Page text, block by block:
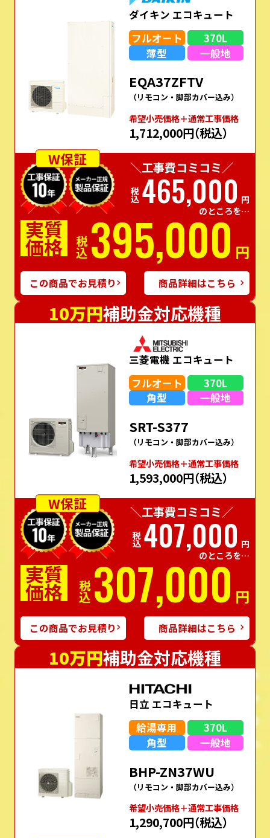
ダイキン エコキュート
フルオート
370L
薄型
一般地
EQA37ZFTV
（リモコン・脚部カバー込み）
希望⼩売価格＋通常⼯事価格
1,712,000円（税込）
W保証
＼工事費コミコミ／
税込465,000 円
のところを…
実質
価格 税込395,000 円
この商品でお見積り 商品詳細はこちら
10万円補助金対応機種
三菱電機 エコキュート
フルオート
370L
角型
一般地
SRT-S377
（リモコン・脚部カバー込み）
希望⼩売価格＋通常⼯事価格
1,593,000円（税込）
W保証
＼工事費コミコミ／
税込407,000 円
のところを…
実質
価格 税込307,000 円
この商品でお見積り 商品詳細はこちら
10万円補助金対応機種
日立 エコキュート
給湯専用
370L
角型
一般地
BHP-ZN37WU
（リモコン・脚部カバー込み）
希望⼩売価格＋通常⼯事価格
1,290,700円（税込）